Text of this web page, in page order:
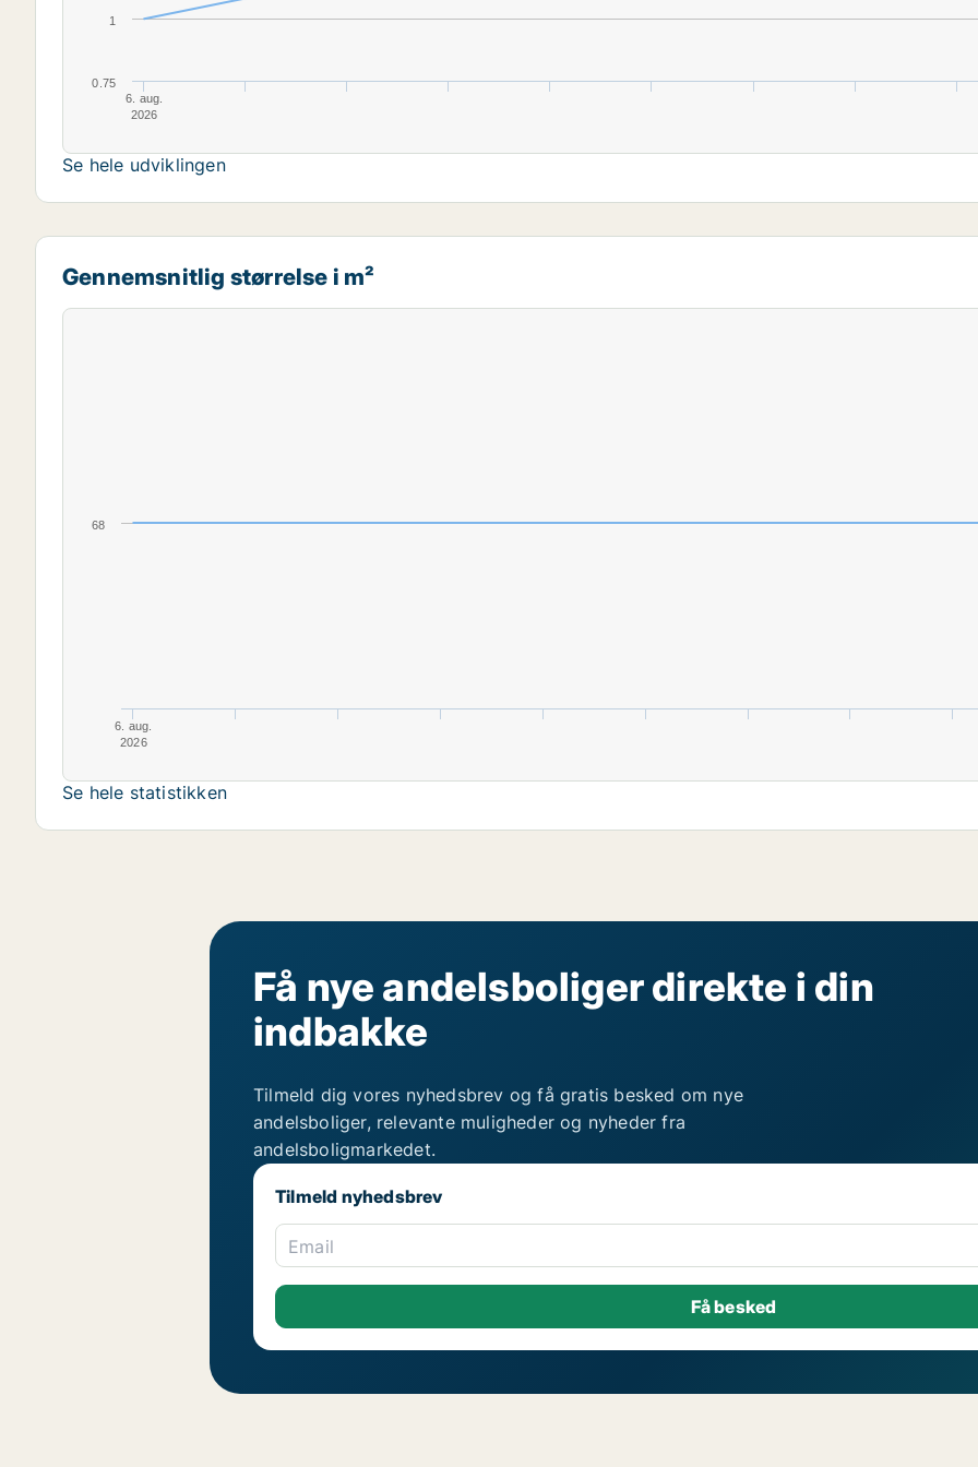
6. aug.
2026
1
0.75
Se hele udviklingen
Gennemsnitlig størrelse i m²
6. aug.
2026
68
Se hele statistikken
Få nye andelsboliger direkte i din
indbakke
Tilmeld dig vores nyhedsbrev og få gratis besked om nye
andelsboliger, relevante muligheder og nyheder fra
andelsboligmarkedet.
Tilmeld nyhedsbrev
Email